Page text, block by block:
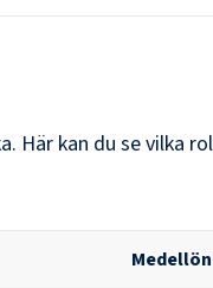
. Här kan du se vilka
Medellön